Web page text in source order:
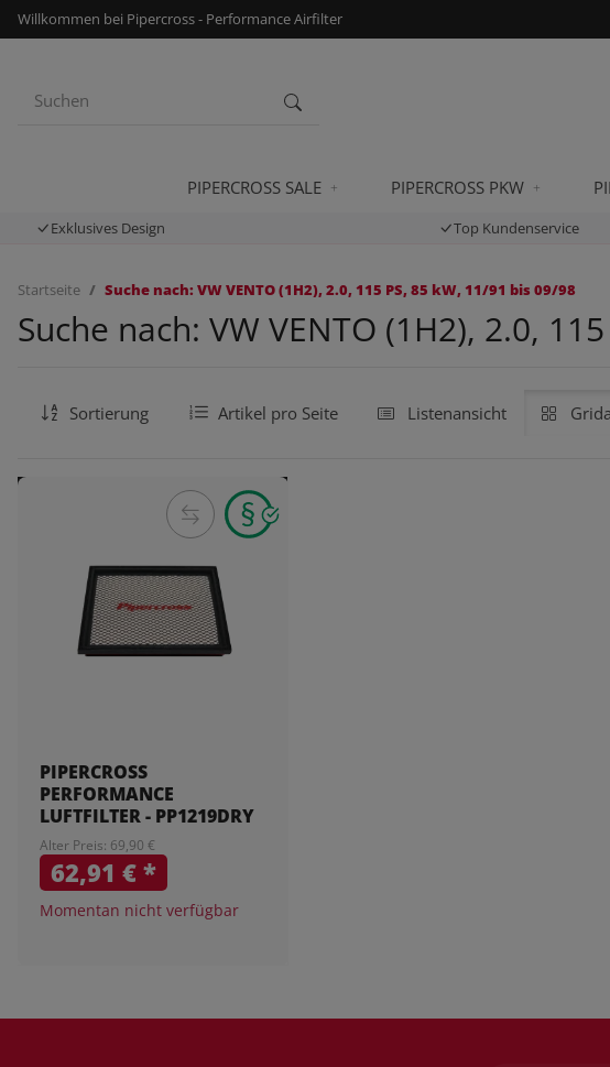
Willkommen bei Pipercross - Performance Airfilter
PIPERCROSS SALE PIPERCROSS PKW
Exklusives Design Top Kundenservice
Startseite Suche nach: VW VENTO (1H2), 2.0, 115 PS, 85 kW, 11/91 bis 09/98
Suche nach: VW VENTO (1H2), 2.0,
Sortierung Artikel pro Seite Listenansicht
PIPERCROSS
PERFORMANCE
LUFTFILTER - PP1219DRY
Alter Preis: 69,90 €
62,91 €*
Momentan nicht verfügbar